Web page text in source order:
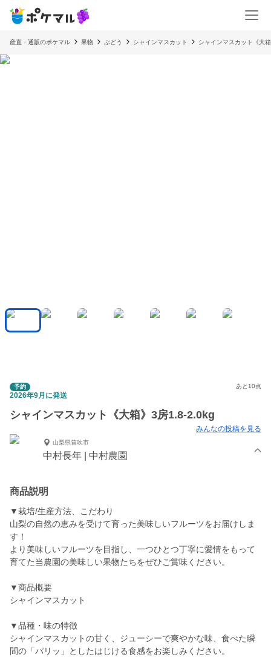
産直・通販のポケマル 果物 ぶどう シャインマスカット シャインマスカット《大
予約 あと10点
2026年9月に発送
シャインマスカット《大箱》3房1.8-2.0kg
みんなの投稿を見る
山梨県笛吹市
中村長年 | 中村農園
商品説明
▼栽培/生産方法、こだわり
山梨の自然の恵みを受けて育った美味しいフルーツをお届けしま
す！
より美味しいフルーツを目指し、一つひとつ丁寧に愛情をもって
育てた当農園の美味しい果物たちをぜひご賞味ください。
▼商品概要
シャインマスカット
▼品種・味の特徴
シャインマスカットの甘く、ジューシーで爽やかな味、食べた瞬
間の「パリッ」としたはじける食感をお楽しみください。